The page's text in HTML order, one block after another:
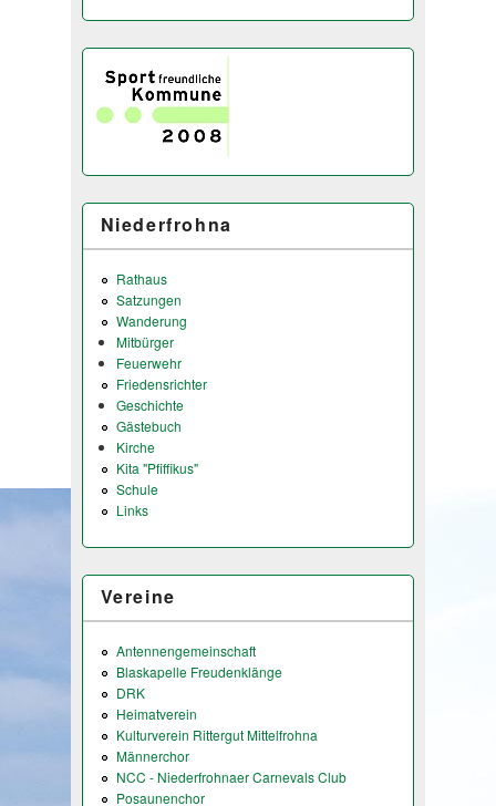
Niederfrohna
Rathaus
Satzungen
Wanderung
Mitbürger
Feuerwehr
Friedensrichter
Geschichte
Gästebuch
Kirche
Kita "Pfiffikus"
Schule
Links
Vereine
Antennengemeinschaft
Blaskapelle Freudenklänge
DRK
Heimatverein
Kulturverein Rittergut Mittelfrohna
Männerchor
NCC - Niederfrohnaer Carnevals Club
Posaunenchor